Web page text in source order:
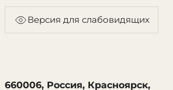
Версия для слабовидящих
660006, Россия, Красноярск,